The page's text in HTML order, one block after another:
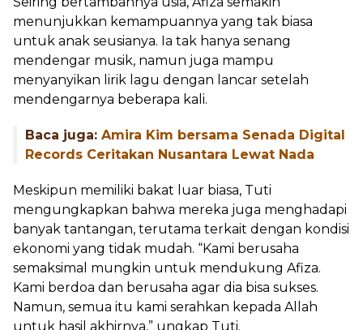
menunjukkan kemampuannya yang tak biasa
untuk anak seusianya. Ia tak hanya senang
mendengar musik, namun juga mampu
menyanyikan lirik lagu dengan lancar setelah
mendengarnya beberapa kali.
Baca juga: Amira Kim bersama Senada Digital
Records Ceritakan Nusantara Lewat Nada
Meskipun memiliki bakat luar biasa, Tuti
mengungkapkan bahwa mereka juga menghadapi
banyak tantangan, terutama terkait dengan kondisi
ekonomi yang tidak mudah. “Kami berusaha
semaksimal mungkin untuk mendukung Afiza.
Kami berdoa dan berusaha agar dia bisa sukses.
Namun, semua itu kami serahkan kepada Allah
untuk hasil akhirnya,” ungkap Tuti.